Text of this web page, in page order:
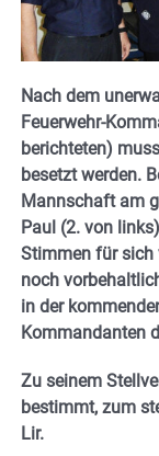
Nach dem
Feuerwehr-
berichteten)
besetzt werden.
Mannschaft am
Paul (2. von
Stimmen für sich
noch
in der
Kommandanten
Zu seinem
bestimmt, zum
Lir.